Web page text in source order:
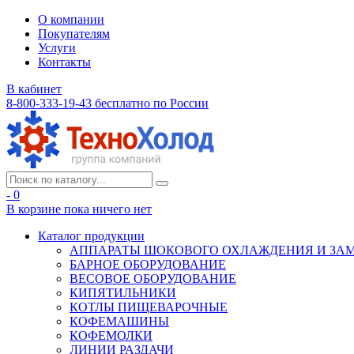
О компании
Покупателям
Услуги
Контакты
В кабинет
8-800-333-19-43 бесплатно по России
- 0
В корзине пока ничего нет
Каталог продукции
АППАРАТЫ ШОКОВОГО ОХЛАЖДЕНИЯ И
БАРНОЕ ОБОРУДОВАНИЕ
ВЕСОВОЕ ОБОРУДОВАНИЕ
КИПЯТИЛЬНИКИ
КОТЛЫ ПИЩЕВАРОЧНЫЕ
КОФЕМАШИНЫ
КОФЕМОЛКИ
ЛИНИИ РАЗДАЧИ